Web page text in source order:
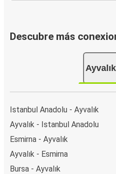
Descubre más
Ayvalık
Istanbul Anadolu - Ayvalık
Ayvalık - Istanbul Anadolu
Esmirna - Ayvalık
Ayvalık - Esmirna
Bursa - Ayvalık